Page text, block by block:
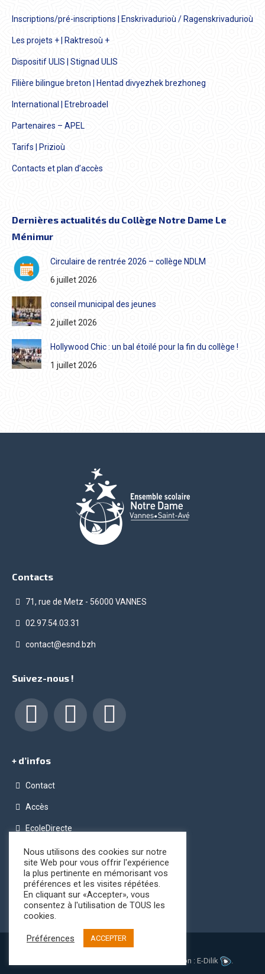
Inscriptions/pré-inscriptions | Enskrivadurioù / Ragenskrivadurioù
Les projets + | Raktresoù +
Dispositif ULIS | Stignad ULIS
Filière bilingue breton | Hentad divyezhek brezhoneg
International | Etrebroadel
Partenaires – APEL
Tarifs | Prizioù
Contacts et plan d’accès
Dernières actualités du Collège Notre Dame Le
Ménimur
Circulaire de rentrée 2026 – collège NDLM
6 juillet 2026
conseil municipal des jeunes
2 juillet 2026
Hollywood Chic : un bal étoilé pour la fin du collège !
1 juillet 2026
Contacts
71, rue de Metz - 56000 VANNES
02.97.54.03.31
contact@esnd.bzh
Suivez-nous !
Facebook LinkedIn Instagram
+ d’infos
Contact
Accès
EcoleDirecte
Programme OPC (Ordinateur Pour Chacun)
Conditions générales de vente
Registre public d’accessibilité
Mentions légales
© - Ensemble Scolaire Notre Dame. Réalisation : E-Dilik .
Nous utilisons des cookies sur notre
site Web pour vous offrir l'expérience
la plus pertinente en mémorisant vos
préférences et les visites répétées.
En cliquant sur «Accepter», vous
consentez à l'utilisation de TOUS les
cookies.
Préférences ACCEPTER